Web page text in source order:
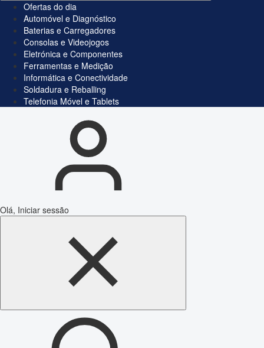
Ofertas do dia
Automóvel e Diagnóstico
Baterias e Carregadores
Consolas e Videojogos
Eletrónica e Componentes
Ferramentas e Medição
Informática e Conectividade
Soldadura e Reballing
Telefonia Móvel e Tablets
Olá, Iniciar sessão